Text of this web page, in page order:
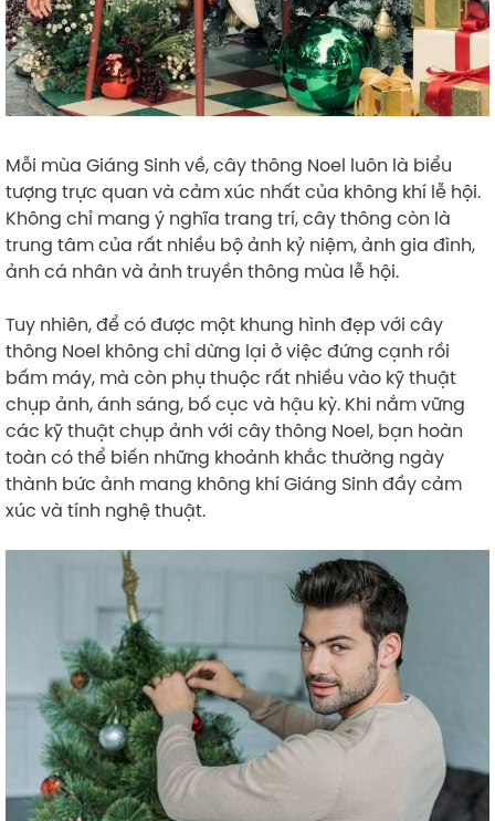
Mỗi mùa Giáng Sinh về, cây thông Noel luôn là biểu
tượng trực quan và cảm xúc nhất của không khí lễ hội.
Không chỉ mang ý nghĩa trang trí, cây thông còn là
trung tâm của rất nhiều bộ ảnh kỷ niệm, ảnh gia đình,
ảnh cá nhân và ảnh truyền thông mùa lễ hội.
Tuy nhiên, để có được một khung hình đẹp với cây
thông Noel không chỉ dừng lại ở việc đứng cạnh rồi
bấm máy, mà còn phụ thuộc rất nhiều vào kỹ thuật
chụp ảnh, ánh sáng, bố cục và hậu kỳ. Khi nắm vững
các kỹ thuật chụp ảnh với cây thông Noel, bạn hoàn
toàn có thể biến những khoảnh khắc thường ngày
thành bức ảnh mang không khí Giáng Sinh đầy cảm
xúc và tính nghệ thuật.